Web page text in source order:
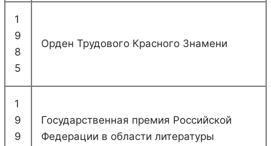
1
9
8
5
Орден Трудового Красного Знамени
1
9
9
Государственная премия Российской
Федерации в области литературы